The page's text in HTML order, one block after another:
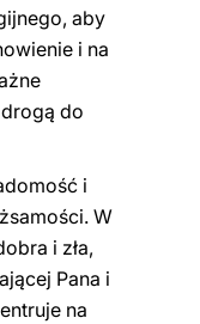
aby
i na
do
i
W
i zła,
Pana i
na